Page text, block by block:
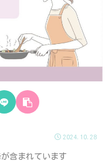
2024.10.28
含まれています